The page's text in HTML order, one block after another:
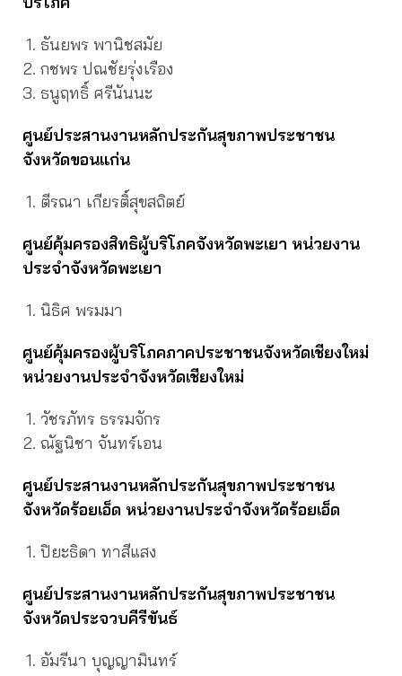
ธันยพร พานิชสมัย
กชพร ปณชัยรุ่งเรือง
ธนูฤทธิ์ ศรีนันนะ
ศูนย์ประสานงานหลักประกันสุขภาพประชาชน
จังหวัดขอนแก่น
ตีรณา เกียรติ์สุขสถิตย์
ศูนย์คุ้มครองสิทธิผู้บริโภคจังหวัดพะเยา หน่วยงาน
ประจำจังหวัดพะเยา
นิธิศ พรมมา
ศูนย์คุ้มครองผู้บริโภคภาคประชาชนจังหวัดเชียงใหม่
หน่วยงานประจำจังหวัดเชียงใหม่
วัชรภัทร ธรรมจักร
ณัฐนิชา จันทร์เอน
ศูนย์ประสานงานหลักประกันสุขภาพประชาชน
จังหวัดร้อยเอ็ด หน่วยงานประจำจังหวัดร้อยเอ็ด
ปิยะธิดา ทาสีแสง
ศูนย์ประสานงานหลักประกันสุขภาพประชาชน
จังหวัดประจวบคีรีขันธ์
อัมรีนา บุญญามินทร์